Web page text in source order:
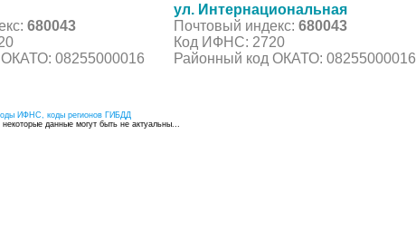
680043
08255000016
ул. Интернациональная
Почтовый индекс: 680043
Код ИФНС: 2720
Районный код ОКАТО: 08255000016
ИФНС, коды регионов ГИБДД
данные могут быть не актуальны...